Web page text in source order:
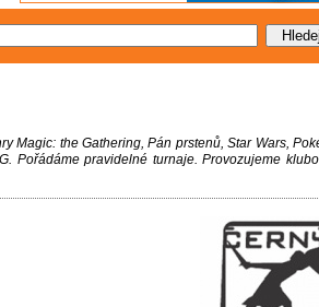
Magic: the Gathering, Pán prstenů, Star Wars,
Pořádáme pravidelné turnaje. Provozujeme